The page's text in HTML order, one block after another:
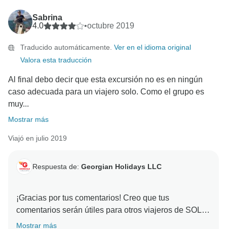
Sabrina
4.0
•octubre 2019
Traducido automáticamente. Ver en el idioma original
Valora esta traducción
Al final debo decir que esta excursión no es en ningún
caso adecuada para un viajero solo. Como el grupo es
muy...
Mostrar más
Viajó en julio 2019
Respuesta de: Georgian Holidays LLC
¡Gracias por tus comentarios! Creo que tus
comentarios serán útiles para otros viajeros de SOLO.
El tamaño mínimo del grupo es de 2 personas adultas
Mostrar más